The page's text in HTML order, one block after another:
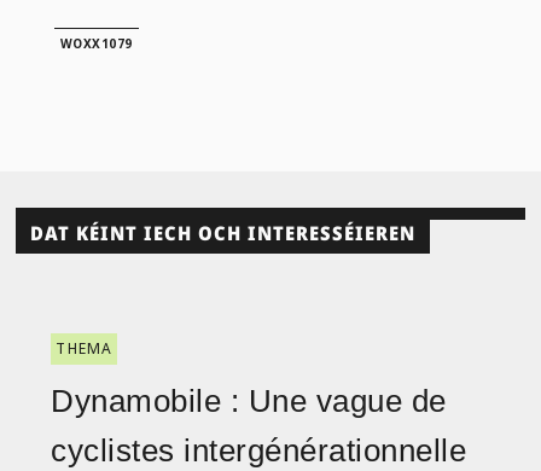
WOXX1079
DAT KÉINT IECH OCH INTERESSÉIEREN
THEMA
Dynamobile : Une vague de
cyclistes intergénérationnelle